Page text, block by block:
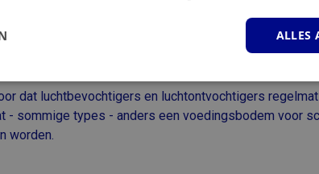
van een ionisator. Zowel hele kleine
kunnen met een ionisator worden geneutraliseerd.
dat luchtbevochtigers en luchtontvochtigers
- sommige types - anders een voedingsbodem voor
worden.
ALLES
Prestatie Targeting